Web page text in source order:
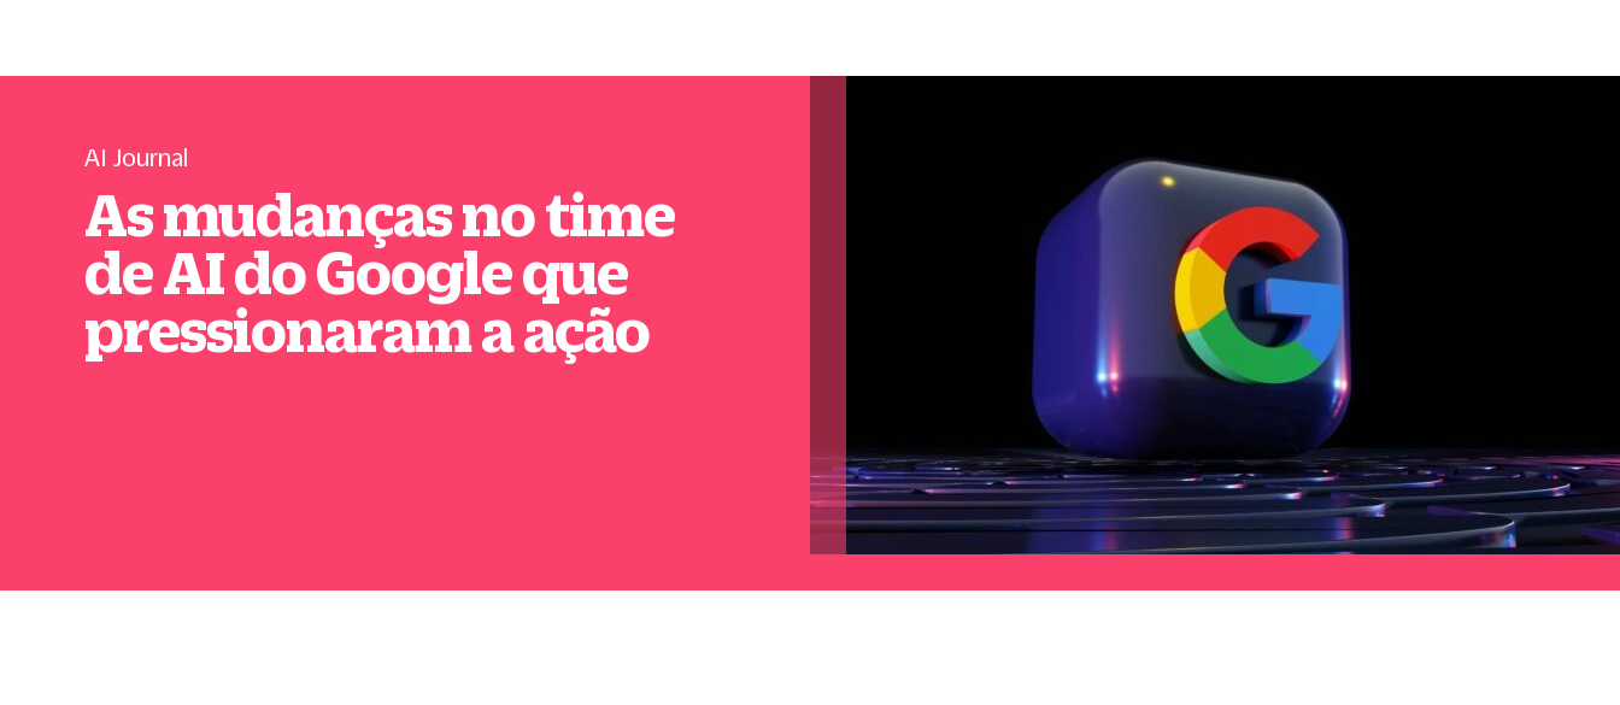
AI Journal
As mudanças no time
de AI do Google que
pressionaram a ação